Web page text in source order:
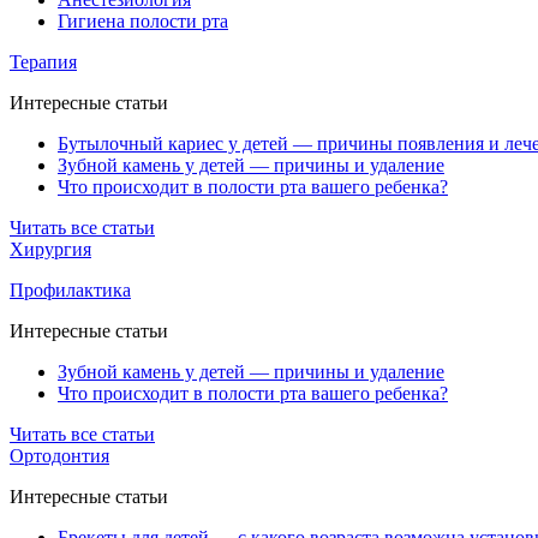
Гигиена полости рта
Терапия
Интересные статьи
Бутылочный кариес у детей — причины появления и
Зубной камень у детей — причины и удаление
Что происходит в полости рта вашего ребенка?
Читать все статьи
Хирургия
Профилактика
Интересные статьи
Зубной камень у детей — причины и удаление
Что происходит в полости рта вашего ребенка?
Читать все статьи
Ортодонтия
Интересные статьи